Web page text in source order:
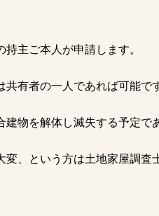
持主ご本人が申請します。
共有者の一人であれば可能で
建物を解体し滅失する予定で
変、という方は土地家屋調査